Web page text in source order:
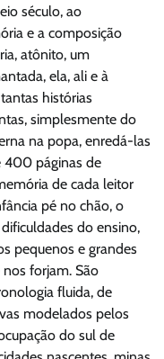
século, ao
e a composição
atônito, um
ela, ali e à
histórias
simplesmente do
na popa, enredá-las
400 páginas de
de cada leitor
pé no chão, o
do ensino,
pequenos e grandes
forjam. São
fluida, de
modelados pelos
do sul de